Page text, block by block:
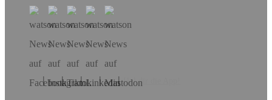
Hol dir die App!